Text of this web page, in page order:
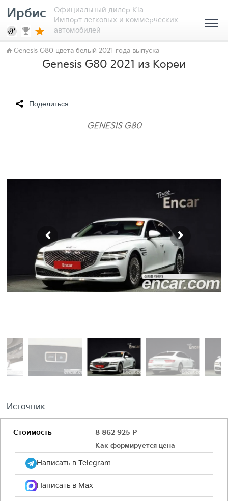
Ирбис
Официальный дилер Kia
Импорт легковых и коммерческих
автомобилей
Genesis G80 цвета белый 2021 года выпуска
Genesis G80 2021 из Кореи
Поделиться
GENESIS G80
Источник
Стоимость 8 862 925 Р
Как формируется цена
Написать в Telegram
Написать в Max